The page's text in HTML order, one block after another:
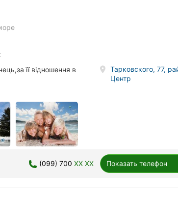
її відношення в
Тарковского, 77,
Центр
(099) 700 XX XX Показать телефон